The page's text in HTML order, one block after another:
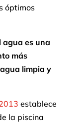
óptimos
agua es una
más
limpia y
establece
la piscina